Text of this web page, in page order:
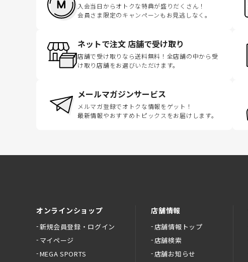
入会当日からオトクな特典が盛りだくさん！
会員さま限定のキャンペーンもお見逃しなく。
ネットで注文 店舗で受け取り
店舗で受け取りなら送料無料！全店舗の中から受
け取り店舗をお選びいただけます。
メールマガジンサービス
メルマガ登録でオトクな情報をゲット！
最新情報やおすすめトピックスをお届けします。
オンラインショップ
新規会員登録・ログイン
マイページ
MEGA SPORTS
店舗情報
店舗情報トップ
店舗検索
店舗お知らせ